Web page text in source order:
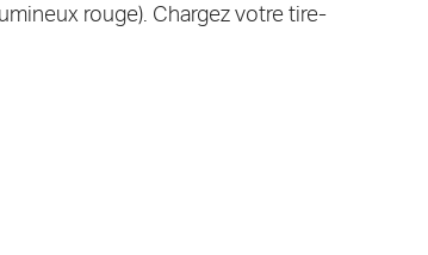
rouge). Chargez votre tire-